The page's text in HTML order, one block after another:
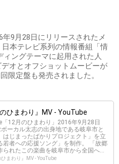
年9月28日にリリースされたメ
本テレビ系列の情報番組「情
ングテーマに起用された人
オとオフショットムービーが
限定盤も発売されました。
ひまわり』MV - YouTube
12月のひまわり」2016年9月28日
ーカル太志の出身地である岐阜市と
はじまったばかりプロジェクト」を立
若者への応援ソング」を制作。 「故郷
られたこの楽曲を岐阜市から全国へ...
まわり』MV - YouTube